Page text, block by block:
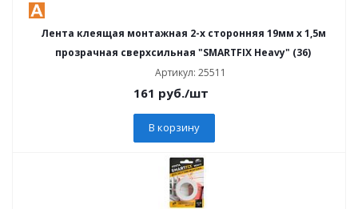
Лента клеящая монтажная 2-х сторонняя 19мм х 1,5м
прозрачная сверхсильная "SMARTFIX Heavy" (36)
Артикул: 25511
161 руб./шт
В корзину